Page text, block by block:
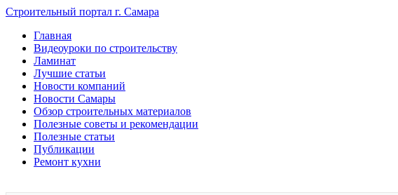
Строительный портал г. Самара
Главная
Видеоуроки по строительству
Ламинат
Лучшие статьи
Новости компаний
Новости Самары
Обзор строительных материалов
Полезные советы и рекомендации
Полезные статьи
Публикации
Ремонт кухни